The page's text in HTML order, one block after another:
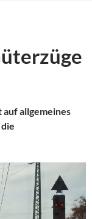
allgemeines